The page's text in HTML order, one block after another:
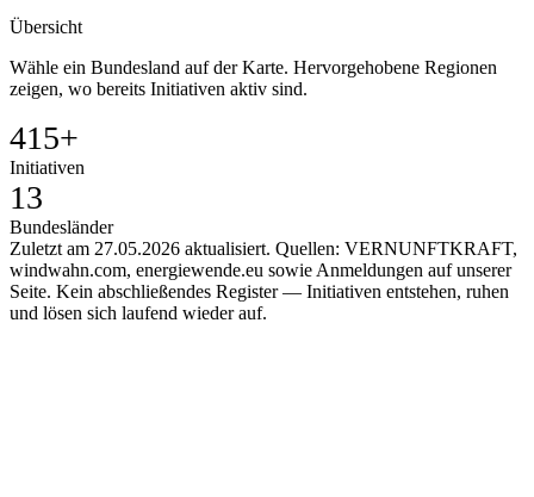
Übersicht
Wähle ein Bundesland auf der Karte. Hervorgehobene Regionen
zeigen, wo bereits Initiativen aktiv sind.
415+
Initiativen
13
Bundesländer
Zuletzt am 27.05.2026 aktualisiert. Quellen: VERNUNFTKRAFT,
windwahn.com, energiewende.eu sowie Anmeldungen auf unserer
Seite. Kein abschließendes Register — Initiativen entstehen, ruhen
und lösen sich laufend wieder auf.